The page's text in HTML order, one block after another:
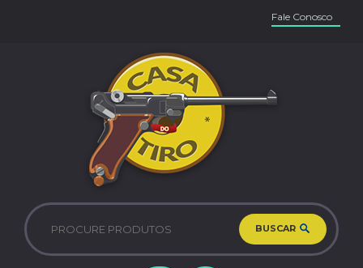
Fale Conosco
BUSCAR